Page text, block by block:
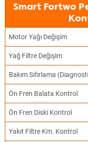
Smart Fortwo
Motor Yağı Değişim
Yağ Filtre Değişim
Bakım Sıfırlama
Ön Fren Balata Kontrol
Ön Fren Diski Kontrol
Yakıt Filtre Km. Kontrol